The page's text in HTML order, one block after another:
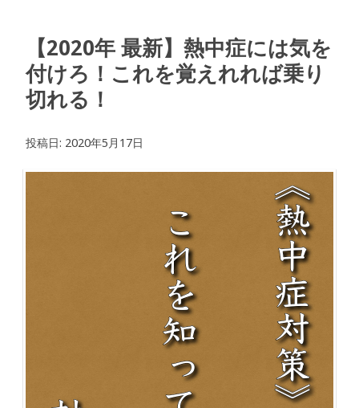
【2020年 最新】熱中症には気を
付けろ！これを覚えれれば乗り
切れる！
投稿日: 2020年5月17日